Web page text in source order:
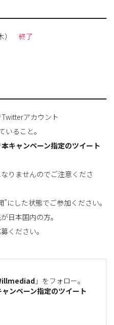
） 終了
アカウント
いること。
本キャンペーン指定のツイート
りませんのでご注意くださ
にした状態でご参加ください。
日本国内の方。
ください。
」をフォロー。
ャンペーン指定のツイート